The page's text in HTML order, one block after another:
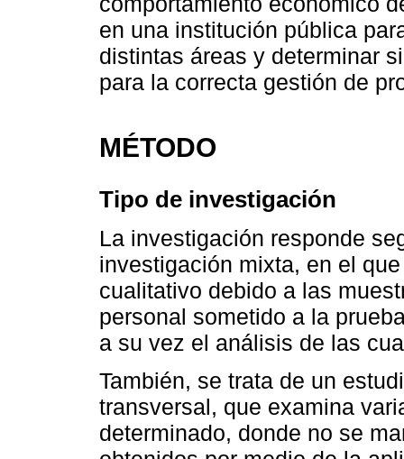
en una institución pública
distintas áreas y determinar
para la correcta gestión de
MÉTODO
Tipo de investigación
La investigación responde
investigación mixta, en el
cualitativo debido a las
personal sometido a la
a su vez el análisis de las
También, se trata de un
transversal, que examina
determinado, donde no se